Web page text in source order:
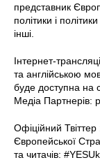
представник
політики і
інші.
Інтернет-
та англійською
буде доступна на
Медіа Партнерів:
Офіційний Твіттер
Європейської
та читачів: